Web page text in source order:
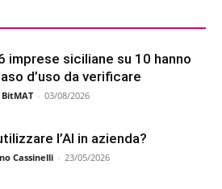
imprese siciliane su 10 hanno
d’uso da verificare
- 03/08/2026
l’AI in azienda?
Cassinelli - 23/05/2026